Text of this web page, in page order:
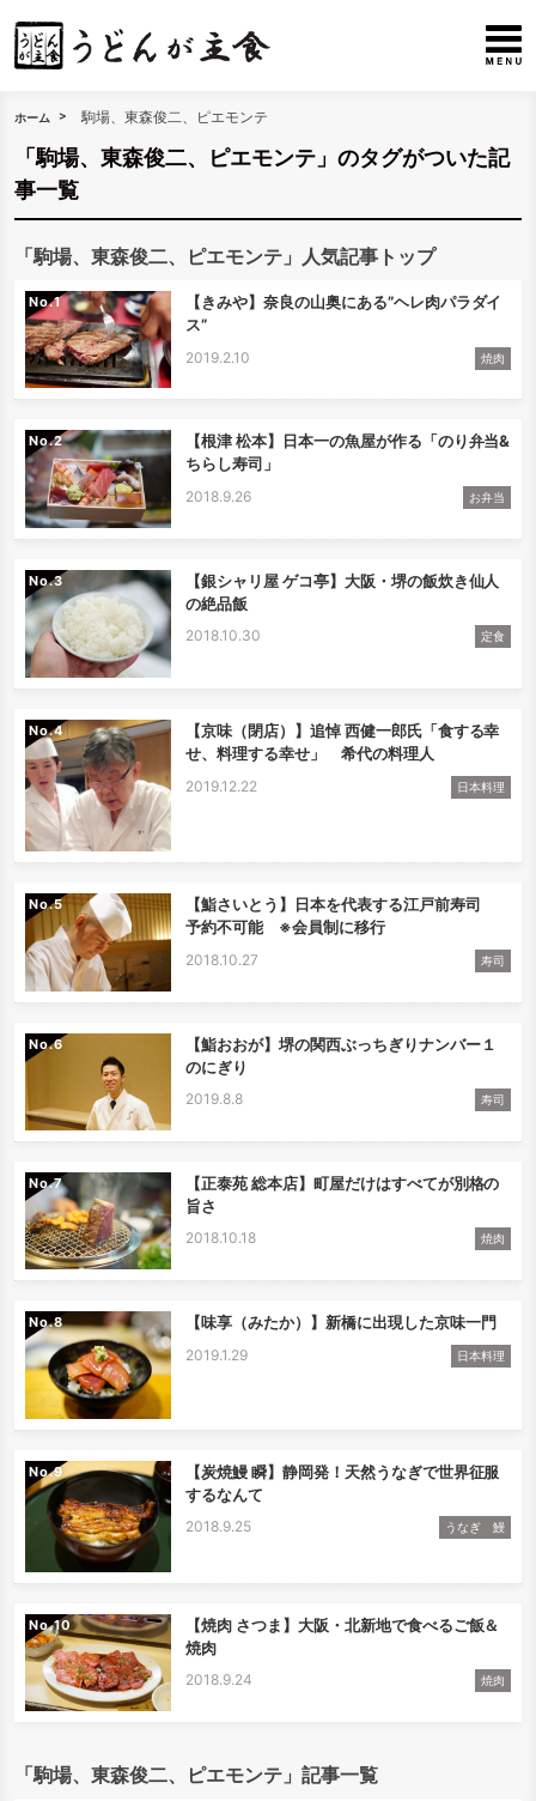
ホーム 駒場、東森俊二、ピエモンテ
「駒場、東森俊二、ピエモンテ」のタグがついた記
事一覧
「駒場、東森俊二、ピエモンテ」人気記事トップ
No.
【きみや】奈良の山奥にある”ヘレ肉パラダイ
ス”
2019.2.10 焼肉
No.
【根津 松本】日本一の魚屋が作る「のり弁当&
ちらし寿司」
2018.9.26 お弁当
No.
【銀シャリ屋 ゲコ亭】大阪・堺の飯炊き仙人
の絶品飯
2018.10.30 定食
No.
【京味（閉店）】追悼 西健一郎氏「食する幸
せ、料理する幸せ」 希代の料理人
2019.12.22 日本料理
No.
【鮨さいとう】日本を代表する江戸前寿司
予約不可能 ※会員制に移行
2018.10.27 寿司
No.
【鮨おおが】堺の関西ぶっちぎりナンバー１
のにぎり
2019.8.8 寿司
No.
【正泰苑 総本店】町屋だけはすべてが別格の
旨さ
2018.10.18 焼肉
No. 【味享（みたか）】新橋に出現した京味一門
2019.1.29 日本料理
No.
【炭焼鰻 瞬】静岡発！天然うなぎで世界征服
するなんて
2018.9.25 うなぎ 鰻
No.
【焼肉 さつま】大阪・北新地で食べるご飯＆
焼肉
2018.9.24 焼肉
「駒場、東森俊二、ピエモンテ」記事一覧